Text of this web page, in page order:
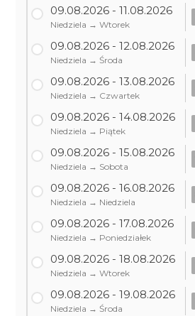
09.08.2026 - 11.08.2026
Niedziela → Wtorek
09.08.2026 - 12.08.2026
Niedziela → Środa
09.08.2026 - 13.08.2026
Niedziela → Czwartek
09.08.2026 - 14.08.2026
Niedziela → Piątek
09.08.2026 - 15.08.2026
Niedziela → Sobota
09.08.2026 - 16.08.2026
Niedziela → Niedziela
09.08.2026 - 17.08.2026
Niedziela → Poniedziałek
09.08.2026 - 18.08.2026
Niedziela → Wtorek
09.08.2026 - 19.08.2026
Niedziela → Środa